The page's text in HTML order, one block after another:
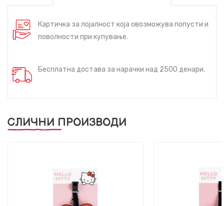
Картичка за лојалност која овозможува попусти и
поволности при купување.
Бесплатна достава за нарачки над 2500 денари.
СЛИЧНИ ПРОИЗВОДИ